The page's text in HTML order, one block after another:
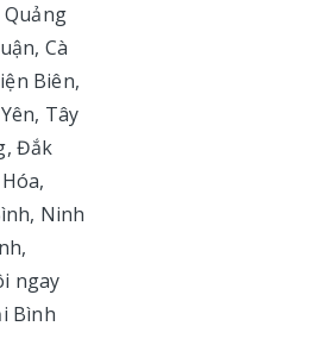
Cà
Biên,
Tây
Đắk
Ninh
ngay
Bình